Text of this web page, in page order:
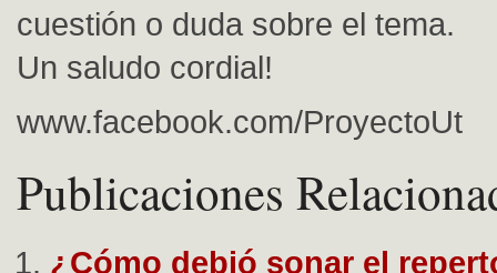
cuestión o duda sobre el tema.
Un saludo cordial!
www.facebook.com/ProyectoUt
Publicaciones
¿Cómo debió sonar el